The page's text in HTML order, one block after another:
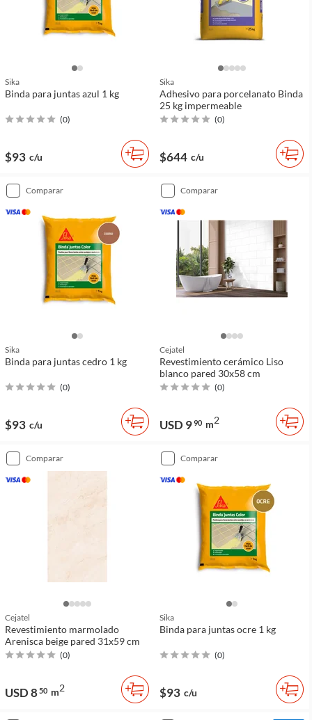
Sika
Binda para juntas azul 1 kg
(0)
$93 c/u
Sika
Adhesivo para porcelanato Binda
25 kg impermeable
(0)
$644 c/u
comparar
Sika
Binda para juntas cedro 1 kg
(0)
$93 c/u
comparar
Cejatel
Revestimiento cerámico Liso
blanco pared 30x58 cm
(0)
USD 990 m2
comparar
Cejatel
Revestimiento marmolado
Arenisca beige pared 31x59 cm
(0)
USD 850 m2
comparar
Sika
Binda para juntas ocre 1 kg
(0)
$93 c/u